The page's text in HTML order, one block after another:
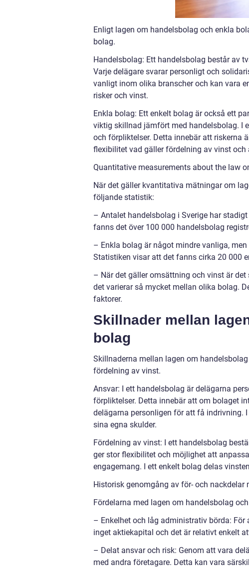
Enligt lagen om handelsbolag och enkla
bolag.
Handelsbolag: Ett handelsbolag består av
Varje delägare svarar personligt och
vanligt inom olika branscher och kan vara
risker och vinst.
Enkla bolag: Ett enkelt bolag är också ett
viktig skillnad jämfört med handelsbolag. I
och förpliktelser. Detta innebär att riskerna
flexibilitet vad gäller fördelning av vinst och
Quantitative measurements about the law
När det gäller kvantitativa mätningar om
följande statistik:
– Antalet handelsbolag i Sverige har
fanns det över 100 000 handelsbolag
– Enkla bolag är något mindre vanliga,
Statistiken visar att det fanns cirka 20 000
– När det gäller omsättning och vinst är
det varierar så mycket mellan olika bolag.
faktorer.
Skillnader mellan
bolag
Skillnaderna mellan lagen om
fördelning av vinst.
Ansvar: I ett handelsbolag är delägarna
förpliktelser. Detta innebär att om bolaget
delägarna personligen för att få indrivning.
sina egna skulder.
Fördelning av vinst: I ett handelsbolag
ger stor flexibilitet och möjlighet att
engagemang. I ett enkelt bolag delas
Historisk genomgång av för- och
Fördelarna med lagen om handelsbolag
– Enkelhet och låg administrativ börda:
inget aktiekapital och det är relativt enkelt
– Delat ansvar och risk: Genom att vara
med andra företagare. Detta kan vara